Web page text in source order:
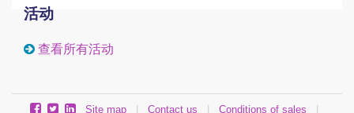
活动
查看所有活动
Site map | Contact us | Conditions of sales |